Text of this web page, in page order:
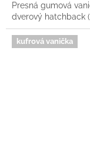
Presná gumová
dverový hatchback
kufrová vanička